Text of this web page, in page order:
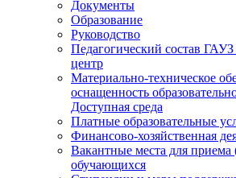
Документы
Образование
Руководство
Педагогический состав
центр
Материально-техническое
оснащенность
Доступная среда
Платные образовательные
Финансово-хозяйственная
Вакантные места для приема
обучающихся